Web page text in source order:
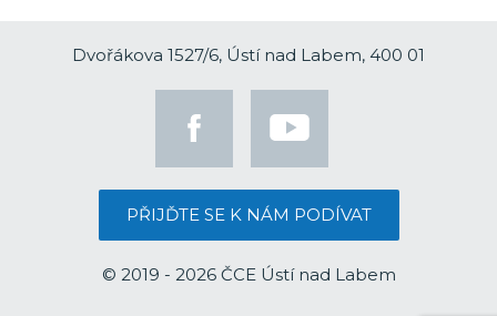
Dvořákova 1527/6, Ústí nad Labem, 400 01
PŘIJĎTE SE K NÁM PODÍVAT
© 2019 - 2026 ČCE Ústí nad Labem